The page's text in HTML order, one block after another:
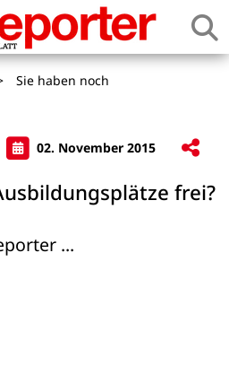
Sie haben noch
02. November 2015
frei?
...